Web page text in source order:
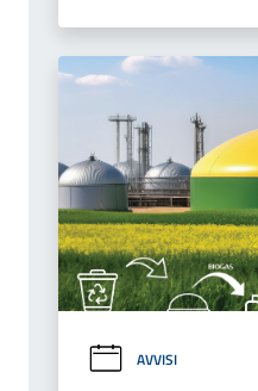
AVVISI